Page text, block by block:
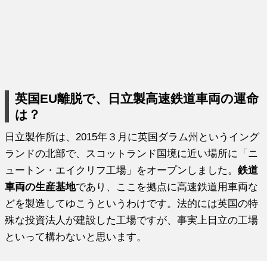
英国EU離脱で、日立製高速鉄道車両の運命
は？
日立製作所は、2015年３月に英国ダラム州というイング
ランドの北部で、スコットランド国境に近い場所に「ニ
ュートン・エイクリフ工場」をオープンしました。鉄道
車両の生産基地であり、ここを拠点に高速鉄道用車両な
どを製造してゆこうというわけです。法的には英国の特
殊な投資法人が建設した工場ですが、事実上日立の工場
といって構わないと思います。